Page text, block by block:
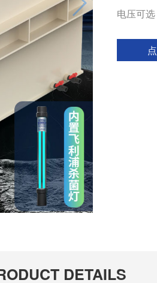
电压可
DETAILS